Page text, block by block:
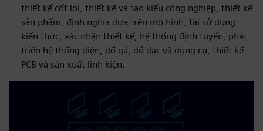
thiết kế cốt lõi, thiết kế và tạo kiểu công nghiệp, thiết kế
sản phẩm, định nghĩa dựa trên mô hình, tái sử dụng
kiến thức, xác nhận thiết kế, hệ thống định tuyến, phát
triển hệ thống điện, đồ gá, đồ đạc và dụng cụ, thiết kế
PCB và sản xuất linh kiện.